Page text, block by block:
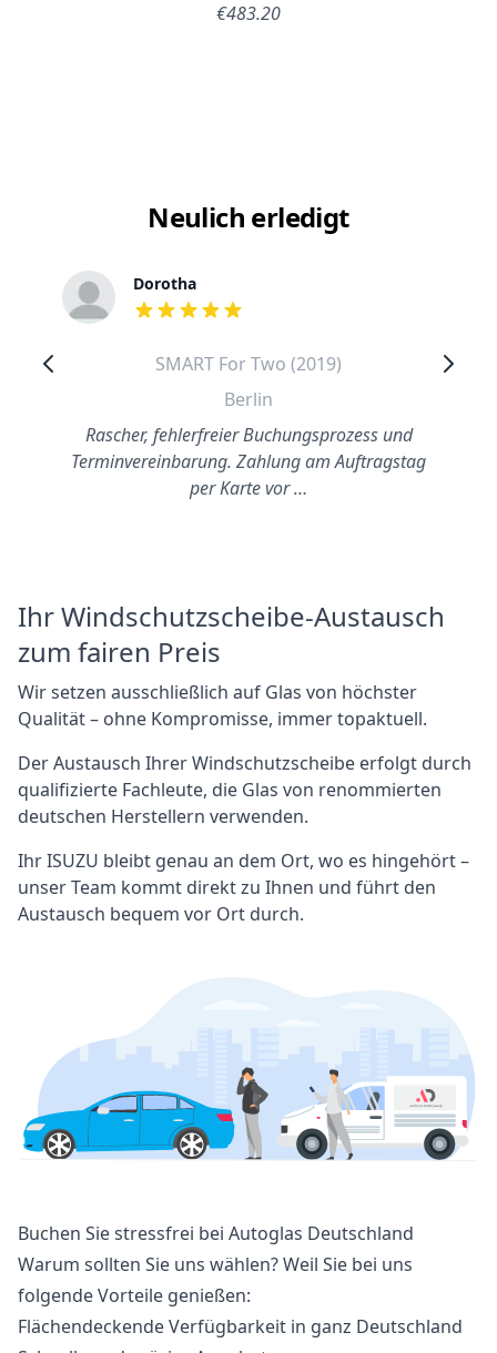
€483.20
Neulich erledigt
Dorotha
out of 5 stars
SMART For Two (2019)
Berlin
Rascher, fehlerfreier Buchungsprozess und
Terminvereinbarung. Zahlung am Auftragstag
per Karte vor …
Ihr Windschutzscheibe-Austausch
zum fairen Preis
Wir setzen ausschließlich auf Glas von höchster
Qualität – ohne Kompromisse, immer topaktuell.
Der Austausch Ihrer Windschutzscheibe erfolgt durch
qualifizierte Fachleute, die Glas von renommierten
deutschen Herstellern verwenden.
Ihr ISUZU bleibt genau an dem Ort, wo es hingehört –
unser Team kommt direkt zu Ihnen und führt den
Austausch bequem vor Ort durch.
Buchen Sie stressfrei bei Autoglas Deutschland
Warum sollten Sie uns wählen? Weil Sie bei uns
folgende Vorteile genießen:
Flächendeckende Verfügbarkeit in ganz Deutschland